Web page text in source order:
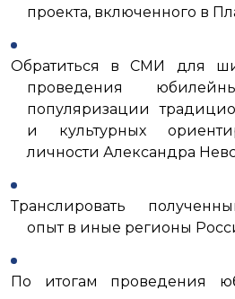
проекта, включенного в
Обратиться в СМИ для
проведения
популяризации
и культурных
личности Александра
Транслировать
опыт в иные регионы
По итогам проведения